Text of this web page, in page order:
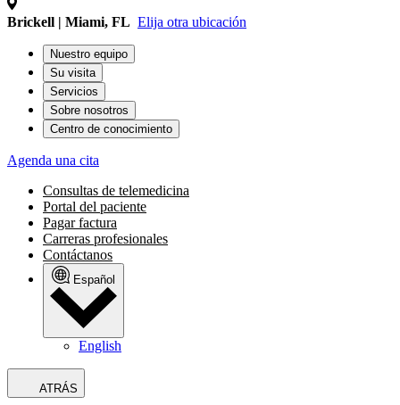
Brickell | Miami, FL Elija otra ubicación
Nuestro equipo
Su visita
Servicios
Sobre nosotros
Centro de conocimiento
Agenda una cita
Consultas de telemedicina
Portal del paciente
Pagar factura
Carreras profesionales
Contáctanos
Español
English
ATRÁS